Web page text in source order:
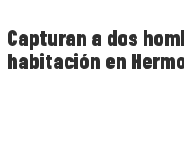
Capturan a dos
habitación en